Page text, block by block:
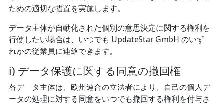
ための適切な措置を実施します。
データ主体が自動化された個別の意思決定に関する権利を
行使したい場合は、いつでも UpdateStar GmbH のいず
れかの従業員に連絡できます。
i) データ保護に関する同意の撤回権
各データ主体は、欧州連合の立法者により、自己の個人デ
ータの処理に対する同意をいつでも撤回する権利を付与さ